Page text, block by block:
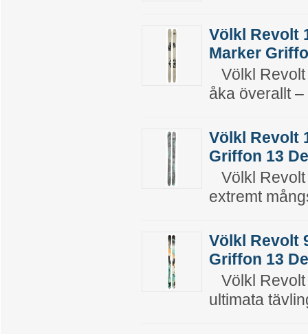
Völkl Revolt
Marker
Völkl Revolt
åka överallt
Völkl Revolt
Griffon 13
Völkl Revolt
extremt
Völkl Revolt
Griffon 13
Völkl Revolt
ultimata